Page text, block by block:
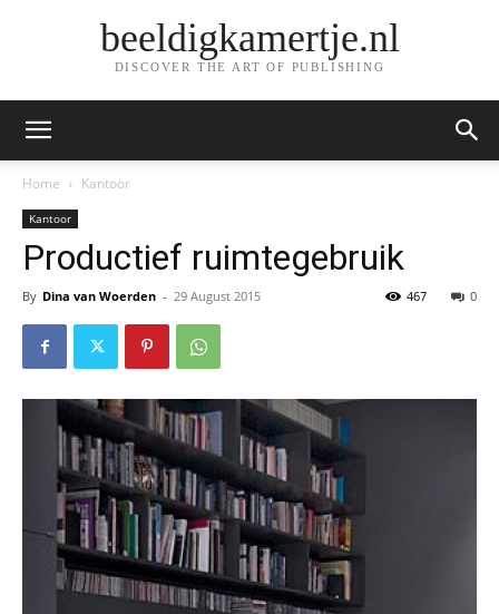
beeldigkamertje.nl
DISCOVER THE ART OF PUBLISHING
Home Kantoor
Kantoor
Productief ruimtegebruik
By Dina van Woerden - 29 August 2015 0
467